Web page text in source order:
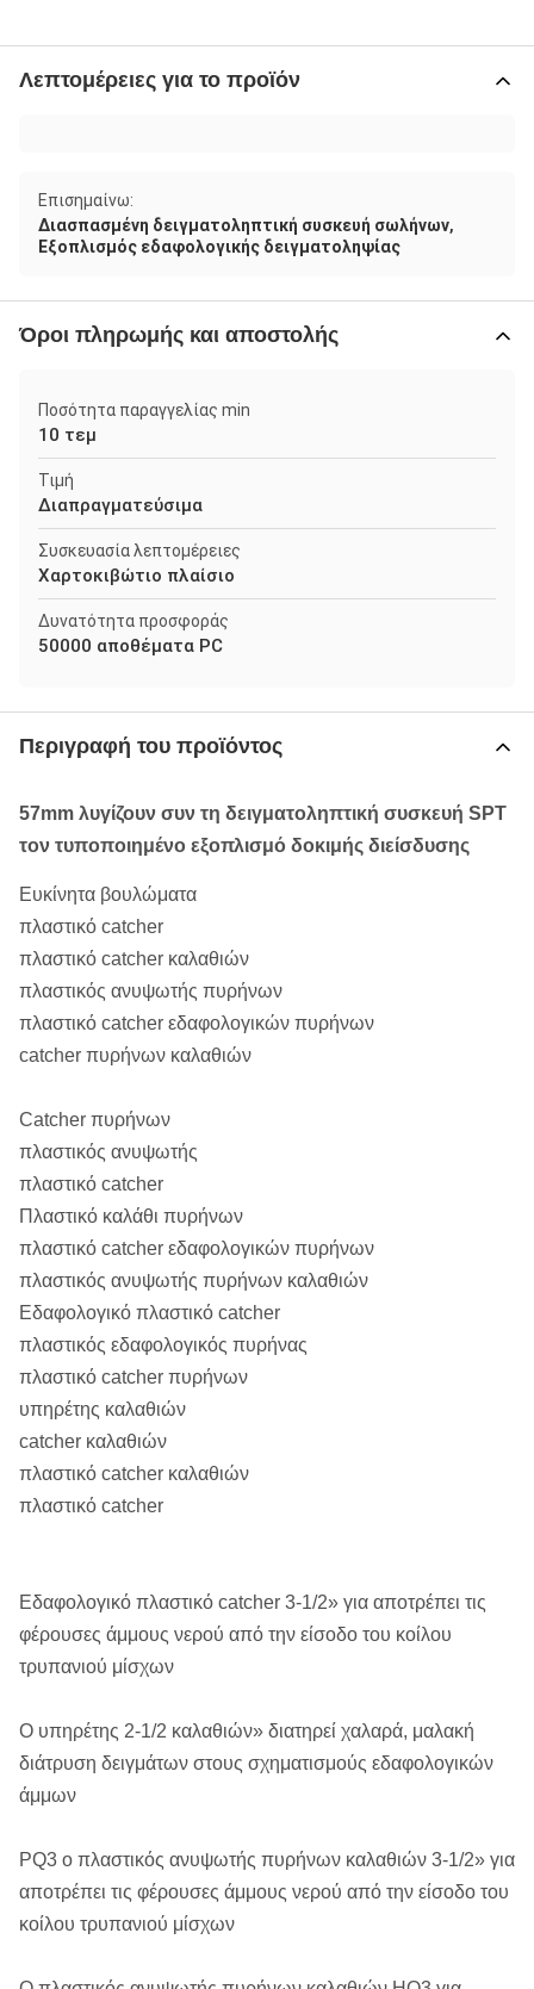
Λεπτομέρειες για το προϊόν
Επισημαίνω:
Διασπασμένη δειγματοληπτική συσκευή σωλήνων,
Εξοπλισμός εδαφολογικής δειγματοληψίας
Όροι πληρωμής και αποστολής
Ποσότητα παραγγελίας min
10 τεμ
Τιμή
Διαπραγματεύσιμα
Συσκευασία λεπτομέρειες
Χαρτοκιβώτιο πλαίσιο
Δυνατότητα προσφοράς
50000 αποθέματα PC
Περιγραφή του προϊόντος
57mm λυγίζουν συν τη δειγματοληπτική συσκευή SPT
τον τυποποιημένο εξοπλισμό δοκιμής διείσδυσης
Ευκίνητα βουλώματα
πλαστικό catcher
πλαστικό catcher καλαθιών
πλαστικός ανυψωτής πυρήνων
πλαστικό catcher εδαφολογικών πυρήνων
catcher πυρήνων καλαθιών
Catcher πυρήνων
πλαστικός ανυψωτής
πλαστικό catcher
Πλαστικό καλάθι πυρήνων
πλαστικό catcher εδαφολογικών πυρήνων
πλαστικός ανυψωτής πυρήνων καλαθιών
Εδαφολογικό πλαστικό catcher
πλαστικός εδαφολογικός πυρήνας
πλαστικό catcher πυρήνων
υπηρέτης καλαθιών
catcher καλαθιών
πλαστικό catcher καλαθιών
πλαστικό catcher
Εδαφολογικό πλαστικό catcher 3-1/2» για αποτρέπει τις
φέρουσες άμμους νερού από την είσοδο του κοίλου
τρυπανιού μίσχων
Ο υπηρέτης 2-1/2 καλαθιών» διατηρεί χαλαρά, μαλακή
διάτρυση δειγμάτων στους σχηματισμούς εδαφολογικών
άμμων
PQ3 ο πλαστικός ανυψωτής πυρήνων καλαθιών 3-1/2» για
αποτρέπει τις φέρουσες άμμους νερού από την είσοδο του
κοίλου τρυπανιού μίσχων